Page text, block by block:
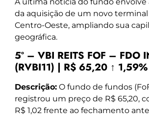
da aquisição de um novo
Centro-Oeste, ampliando sua
geográfica.
5º – VBI REITS FOF – FDO
(RVBI11) | R$ 65,20 ↑ 1,59%
Descrição: O fundo de fundos
registrou um preço de R$ 65,20,
R$ 1,02 frente ao fechamento